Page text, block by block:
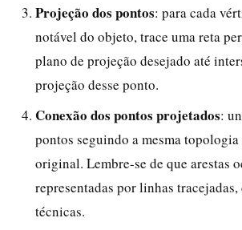
Projeção dos pontos: para cada
notável do objeto, trace uma reta
plano de projeção desejado até
projeção desse ponto.
Conexão dos pontos projetados:
pontos seguindo a mesma
original. Lembre-se de que arestas
representadas por linhas
técnicas.